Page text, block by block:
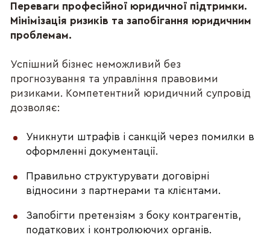
Переваги професійної юридичної підтримки.
Мінімізація ризиків та запобігання юридичним
проблемам.
Успішний бізнес неможливий без
прогнозування та управління правовими
ризиками. Компетентний юридичний супровід
дозволяє:
Уникнути штрафів і санкцій через помилки в
оформленні документації.
Правильно структурувати договірні
відносини з партнерами та клієнтами.
Запобігти претензіям з боку контрагентів,
податкових і контролюючих органів.